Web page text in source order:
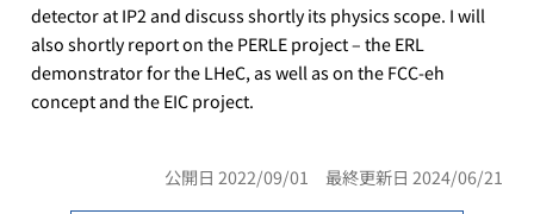
detector at IP2 and discuss shortly its physics scope. I will
also shortly report on the PERLE project – the ERL
demonstrator for the LHeC, as well as on the FCC-eh
concept and the EIC project.
公開日 2022/09/01 最終更新日 2024/06/21